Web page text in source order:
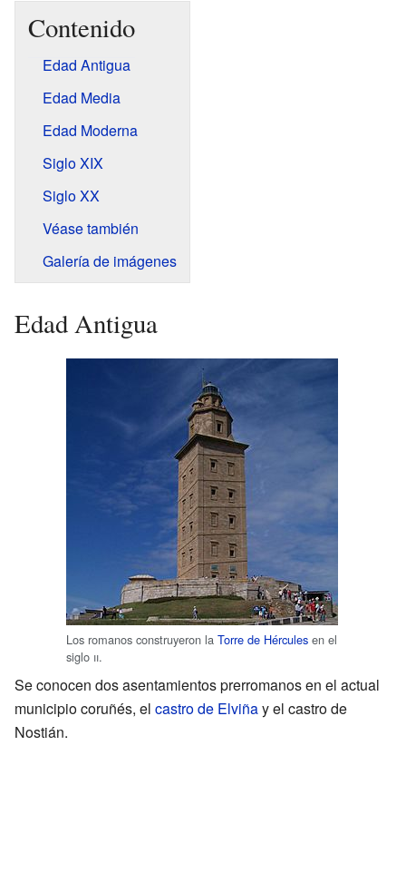
Contenido
Edad Antigua
Edad Media
Edad Moderna
SigloXIX
SigloXX
Véase también
Galería de imágenes
Edad Antigua
Los romanos construyeron la Torre de Hércules en el
siglo ii.
Se conocen dos asentamientos prerromanos en el actual
municipio coruñés, el castro de Elviñay el castro de
Nostián.